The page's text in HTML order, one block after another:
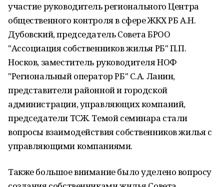
участие руководитель регионального Центра
общественного контроля в сфере ЖКХ РБ А.Н.
Дубовский, председатель Совета БРОО
"Ассоциация собственников жилья РБ" П.П.
Носков, заместитель руководителя НОФ
"Региональный оператор РБ" С.А. Ланин,
представители районной и городской
администрации, управляющих компаний,
председатели ТСЖ. Темой семинара стали
вопросы взаимодействия собственников жилья с
управляющими компаниями.
Также большое внимание было уделено вопросу